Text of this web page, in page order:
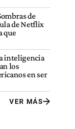
de
de Netflix
que
inteligencia
los
en ser
VER MÁS